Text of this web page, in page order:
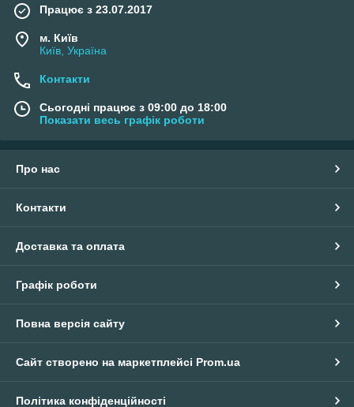
Працює з 23.07.2017
м. Київ
Київ, Україна
Контакти
Сьогодні працює з 09:00 до 18:00
Показати весь графік роботи
Про нас
Контакти
Доставка та оплата
Графік роботи
Повна версія сайту
Сайт створено на маркетплейсі Prom.ua
Політика конфіденційності